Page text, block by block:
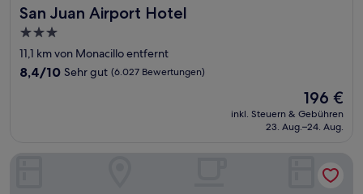
San Juan Airport Hotel
San Juan Airport Hotel
3.0-
Sterne-
Unterkunft
11,1 km von Monacillo entfernt
8.4
Bewertungen)
8,4/10 Sehr gut (6.027 Bewertungen)
Der
Preis
beträgt
196 €
inkl. Steuern & Gebühren
23. Aug.–24. Aug.
Bali Hotel Adults Only Isla Verde, a Trademark by Wyndham